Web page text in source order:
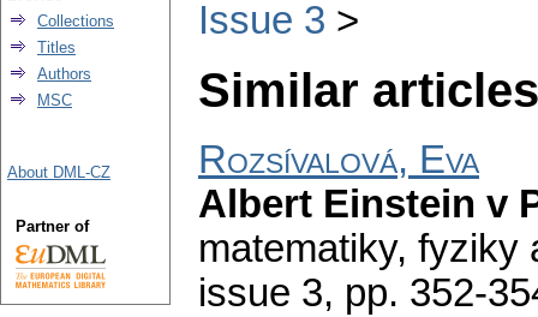
Issue 3
Similar
Rozsívalová, Eva
Albert Einstein v
matematiky, fyziky
issue 3, pp. 352-
Collections
Titles
Authors
MSC
About DML-CZ
Partner of